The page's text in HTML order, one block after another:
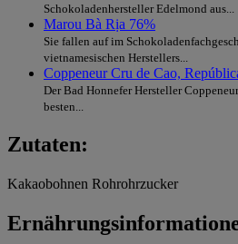
Schokoladenhersteller Edelmond aus...
Marou Bà Rịa 76%
Sie fallen auf im
vietnamesischen Herstellers...
Coppeneur Cru de Cao,
Der Bad Honnefer Hersteller
besten...
Zutaten:
Kakaobohnen Rohrohrzucker